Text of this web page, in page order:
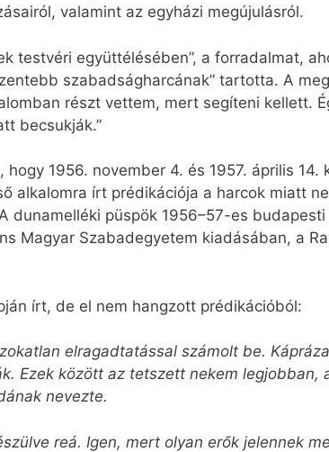
valamint az egyházi megújulásról.
testvéri együttélésében”, a forradalmat,
szabadságharcának” tartotta. A
részt vettem, mert segíteni kellett.
becsukják.”
1956. november 4. és 1957. április
alkalomra írt prédikációja a harcok miatt
püspök 1956–57-es
Magyar Szabadegyetem kiadásában, a
írt, de el nem hangzott prédikációból:
elragadtatással számolt be.
Ezek között az tetszett nekem legjobban,
nevezte.
reá. Igen, mert olyan erők jelennek